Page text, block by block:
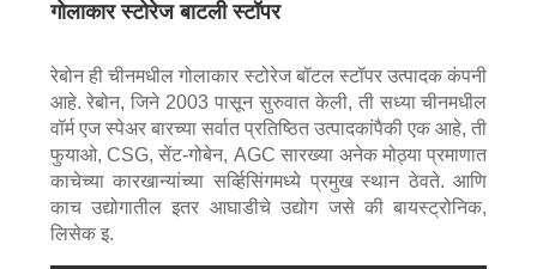
गोलाकार स्टोरेज बाटली स्टॉपर
रेबोन ही चीनमधील गोलाकार स्टोरेज बॉटल स्टॉपर उत्पादक कंपनी
आहे. रेबोन, जिने 2003 पासून सुरुवात केली, ती सध्या चीनमधील
वॉर्म एज स्पेअर बारच्या सर्वात प्रतिष्ठित उत्पादकांपैकी एक आहे, ती
फुयाओ, CSG, सेंट-गोबेन, AGC सारख्या अनेक मोठ्या प्रमाणात
काचेच्या कारखान्यांच्या सर्व्हिसिंगमध्ये प्रमुख स्थान ठेवते. आणि
काच उद्योगातील इतर आघाडीचे उद्योग जसे की बायस्ट्रोनिक,
लिसेक इ.